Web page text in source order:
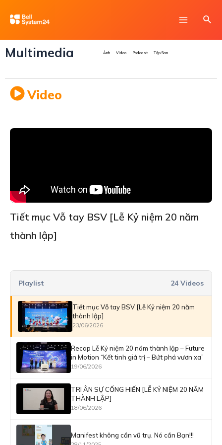
Multimedia Ảnh Video Podcast Tập San
Video
Tiết mục Vỗ tay BSV [Lễ Kỷ niệm 20 năm
thành lập]
Playlist 24 Videos
Tiết mục Vỗ tay BSV [Lễ Kỷ niệm 20 năm
thành lập]
23/06/2026
Recap Lễ Kỷ niệm 20 năm thành lập – Future
in Motion “Kết tinh giá trị – Bứt phá vươn xa”
19/06/2026
TRI ÂN SỰ CỐNG HIẾN [LỄ KỶ NIỆM 20 NĂM
THÀNH LẬP]
18/06/2026
Manifest không cần vũ trụ. Nó cần Bạn!!!